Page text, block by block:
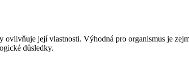
její vlastnosti. Výhodná pro organismus je
důsledky.